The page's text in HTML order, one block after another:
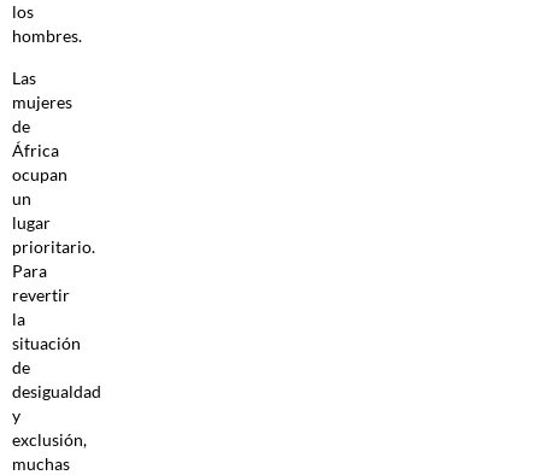
los
hombres.
Las
mujeres
de
África
ocupan
un
lugar
prioritario.
Para
revertir
la
situación
de
desigualdad
y
exclusión,
muchas